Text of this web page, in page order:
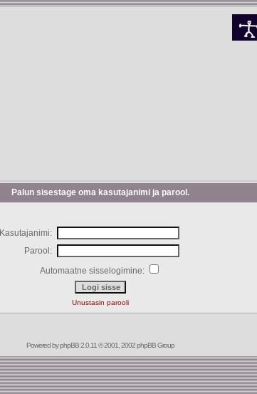
Palun sisestage oma kasutajanimi ja parool.
Kasutajanimi:
Parool:
Automaatne sisselogimine:
Unustasin parooli
Powered byphpBB2.0.11 © 2001, 2002 phpBB Group